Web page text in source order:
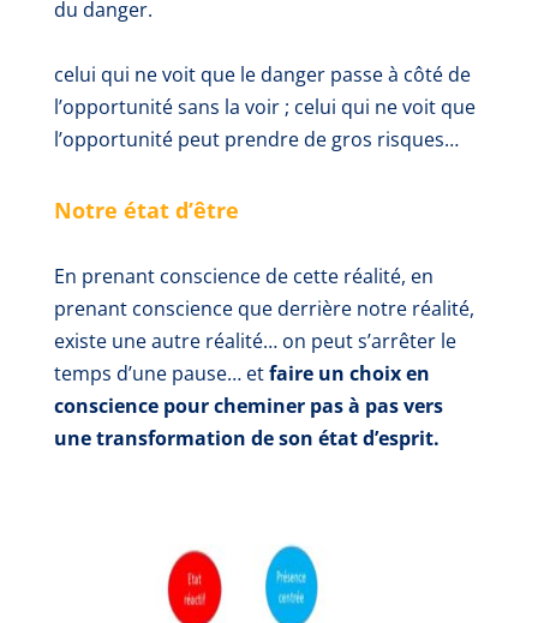
du danger.
celui qui ne voit que le danger passe à côté de
l’opportunité sans la voir ; celui qui ne voit que
l’opportunité peut prendre de gros risques…
Notre état d’être
En prenant conscience de cette réalité, en
prenant conscience que derrière notre réalité,
existe une autre réalité… on peut s’arrêter le
temps d’une pause… etfaire un choix en
conscience pour cheminer pas à pas vers
une transformation de son état d’esprit.